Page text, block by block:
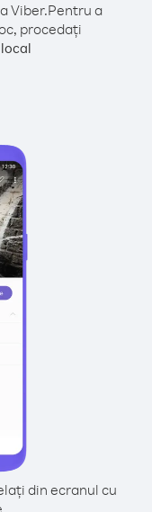
Viber.Pentru a
procedați
din ecranul cu